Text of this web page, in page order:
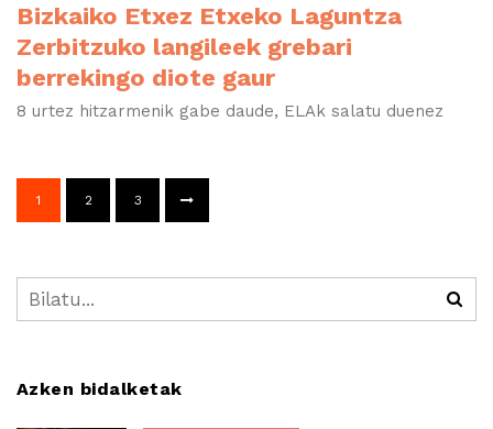
Bizkaiko Etxez Etxeko Laguntza
Zerbitzuko langileek grebari
berrekingo diote gaur
8 urtez hitzarmenik gabe daude, ELAk salatu duenez
1 2 3
Azken bidalketak